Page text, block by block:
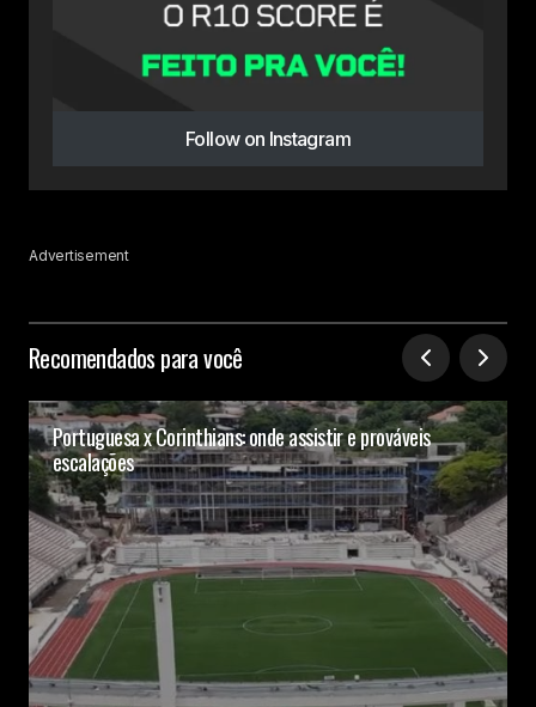
Follow on Instagram
Advertisement
Recomendados para você
Portuguesa x Corinthians: onde assistir e prováveis
escalações